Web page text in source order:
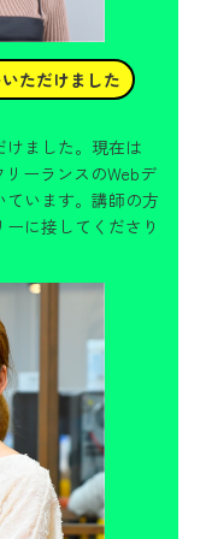
ただけました
ました。現在は
ーランスのWebデ
います。講師の方
に接してくださり